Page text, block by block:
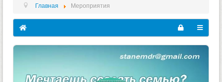
ФОРУМ
ВИДЕО
БЛОГИ
МУЗЫКА
БИБЛИЯ
Главная Мероприятия